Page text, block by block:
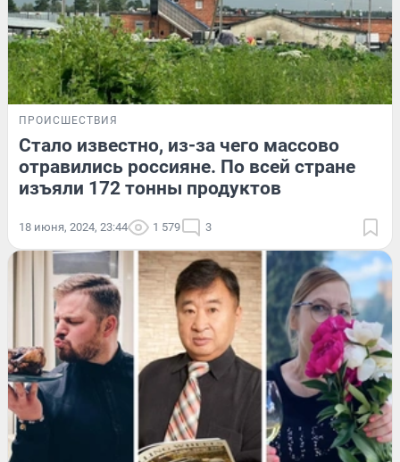
ПРОИСШЕСТВИЯ
Стало известно, из-за чего массово
отравились россияне. По всей стране
изъяли 172 тонны продуктов
18 июня, 2024, 23:44 1 579 3